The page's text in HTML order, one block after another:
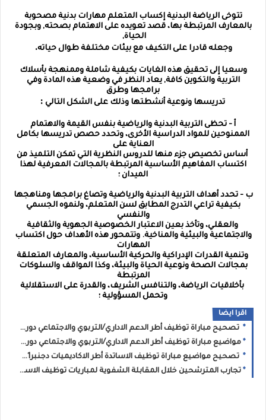
تتوخى الرياضة البدنية إكساب المتعلم مهارات بدنية مصحوبة
بالمعارف المرتبطة بها، قصد تعويده على الاهتمام بصحته, وبجودة
الحياة,
وجعله قادرا على التكيف مع بيئات مختلفة طوال حياته.
وسعيا إلى تحقيق هذه الغايات بكيفية شاملة وممنهجة بأسلاك
التربية والتكوين كافة, يعاد النظر في وضعية هذه المادة وفي
برامجها وطرق
تدريسها ونوعية أنشطتها وذلك على الشكل التالي :
أ - تحظى التربية البدنية والرياضية بنفس القيمة والاهتمام
الممنوحين للمواد الدراسية الأخرى، وتحدد حصص تدريسها بكامل
العناية على
أساس تخصيص جزء منها للدروس النظرية التي تمكن التلميذ من
اكتساب المفاهيم الأساسية المرتبطة بالمجالات المعرفية لهذا
الميدان ؛
ب - تحدد أهداف التربية البدنية والرياضية وتصاغ برامجها ومناهجها
بكيفية تراعي التدرج المطابق لسن المتعلم، ولنموه الجسمي
والنفسي
والعقلي، وتأخذ بعين الاعتبار الخصوصية الجهوية والثقافية
والاجتماعية والبيئية والمناخية. وتتمحور هذه الأهداف حول اكتساب
المهارات
وتنمية القدرات الإدراكية والحركية الأساسية، والمعارف المتعلقة
بمجالات الصحة ونوعية الحياة والبيئة، وكذا المواقف والسلوكات
المرتبطة
بأخلاقيات الرياضة، والتنافس الشريف، والقدرة على الاستقلالية
وتحمل المسؤولية ؛
اقرا ايضا
تصحيح مباراة توظيف أطر الدعم الاداري/التربوي والاجتماعي دورة دجنبر2021
مواضيع مباراة توظيف أطر الدعم الاداري/التربوي والاجتماعي دورة دجنبر2021
تصحيح مواضيع مباراة توظيف الاساتدة أطر الاكاديميات دجنبر2021 السلك الثانوي
تجارب المترشحين خلال المقابلة الشفوية لمباريات توظيف الاساتدة أطر الاكاديميات